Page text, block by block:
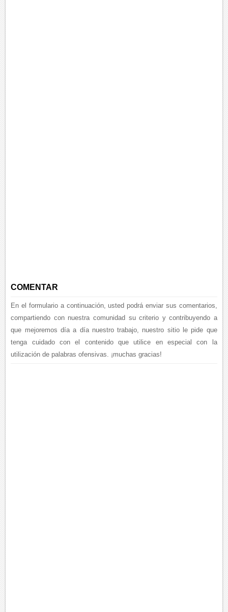
COMENTAR
En el formulario a continuación, usted podrá enviar sus comentarios,
compartiendo con nuestra comunidad su criterio y contribuyendo a
que mejoremos día a día nuestro trabajo, nuestro sitio le pide que
tenga cuidado con el contenido que utilice en especial con la
utilización de palabras ofensivas. ¡muchas gracias!